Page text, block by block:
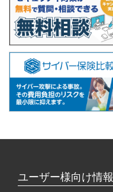
ユーザー様向け情報